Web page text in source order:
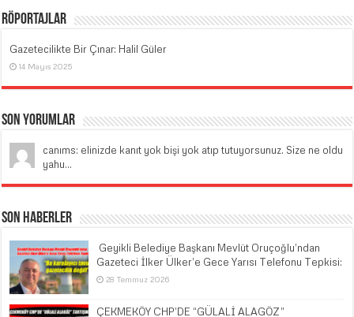
Röportajlar
Gazetecilikte Bir Çınar: Halil Güler
14 Mayıs 2025
Son Yorumlar
canıms: elinizde kanıt yok bişi yok atıp tutuyorsunuz. Size ne oldu
yahu...
Son Haberler
​ Geyikli Belediye Başkanı Mevlüt Oruçoğlu’ndan
Gazeteci İlker Ülker’e Gece Yarısı Telefonu Tepkisi:
28 Temmuz 2026
ÇEKMEKÖY CHP’DE “GÜLALİ ALAGÖZ”